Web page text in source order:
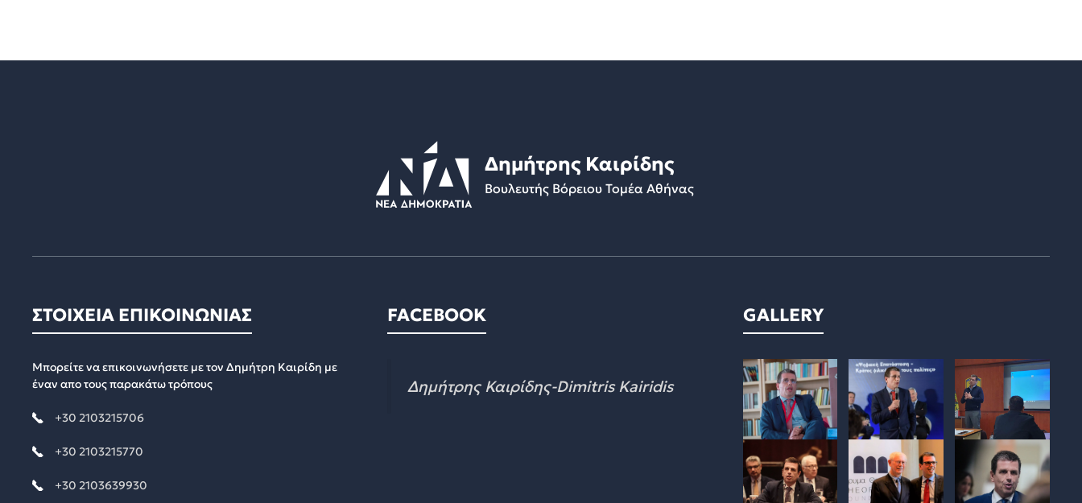
Δημήτρης Καιρίδης
Βουλευτής Βόρειου Τομέα Αθήνας
ΣΤΟΙΧΕΙΑ ΕΠΙΚΟΙΝΩΝΙΑΣ
Μπορείτε να επικοινωνήσετε με τον Δημήτρη Καιρίδη με
έναν απο τους παρακάτω τρόπους
+30 2103215706
+30 2103215770
+30 2103639930
FACEBOOK
Δημήτρης Καιρίδης-Dimitris Kairidis
GALLERY